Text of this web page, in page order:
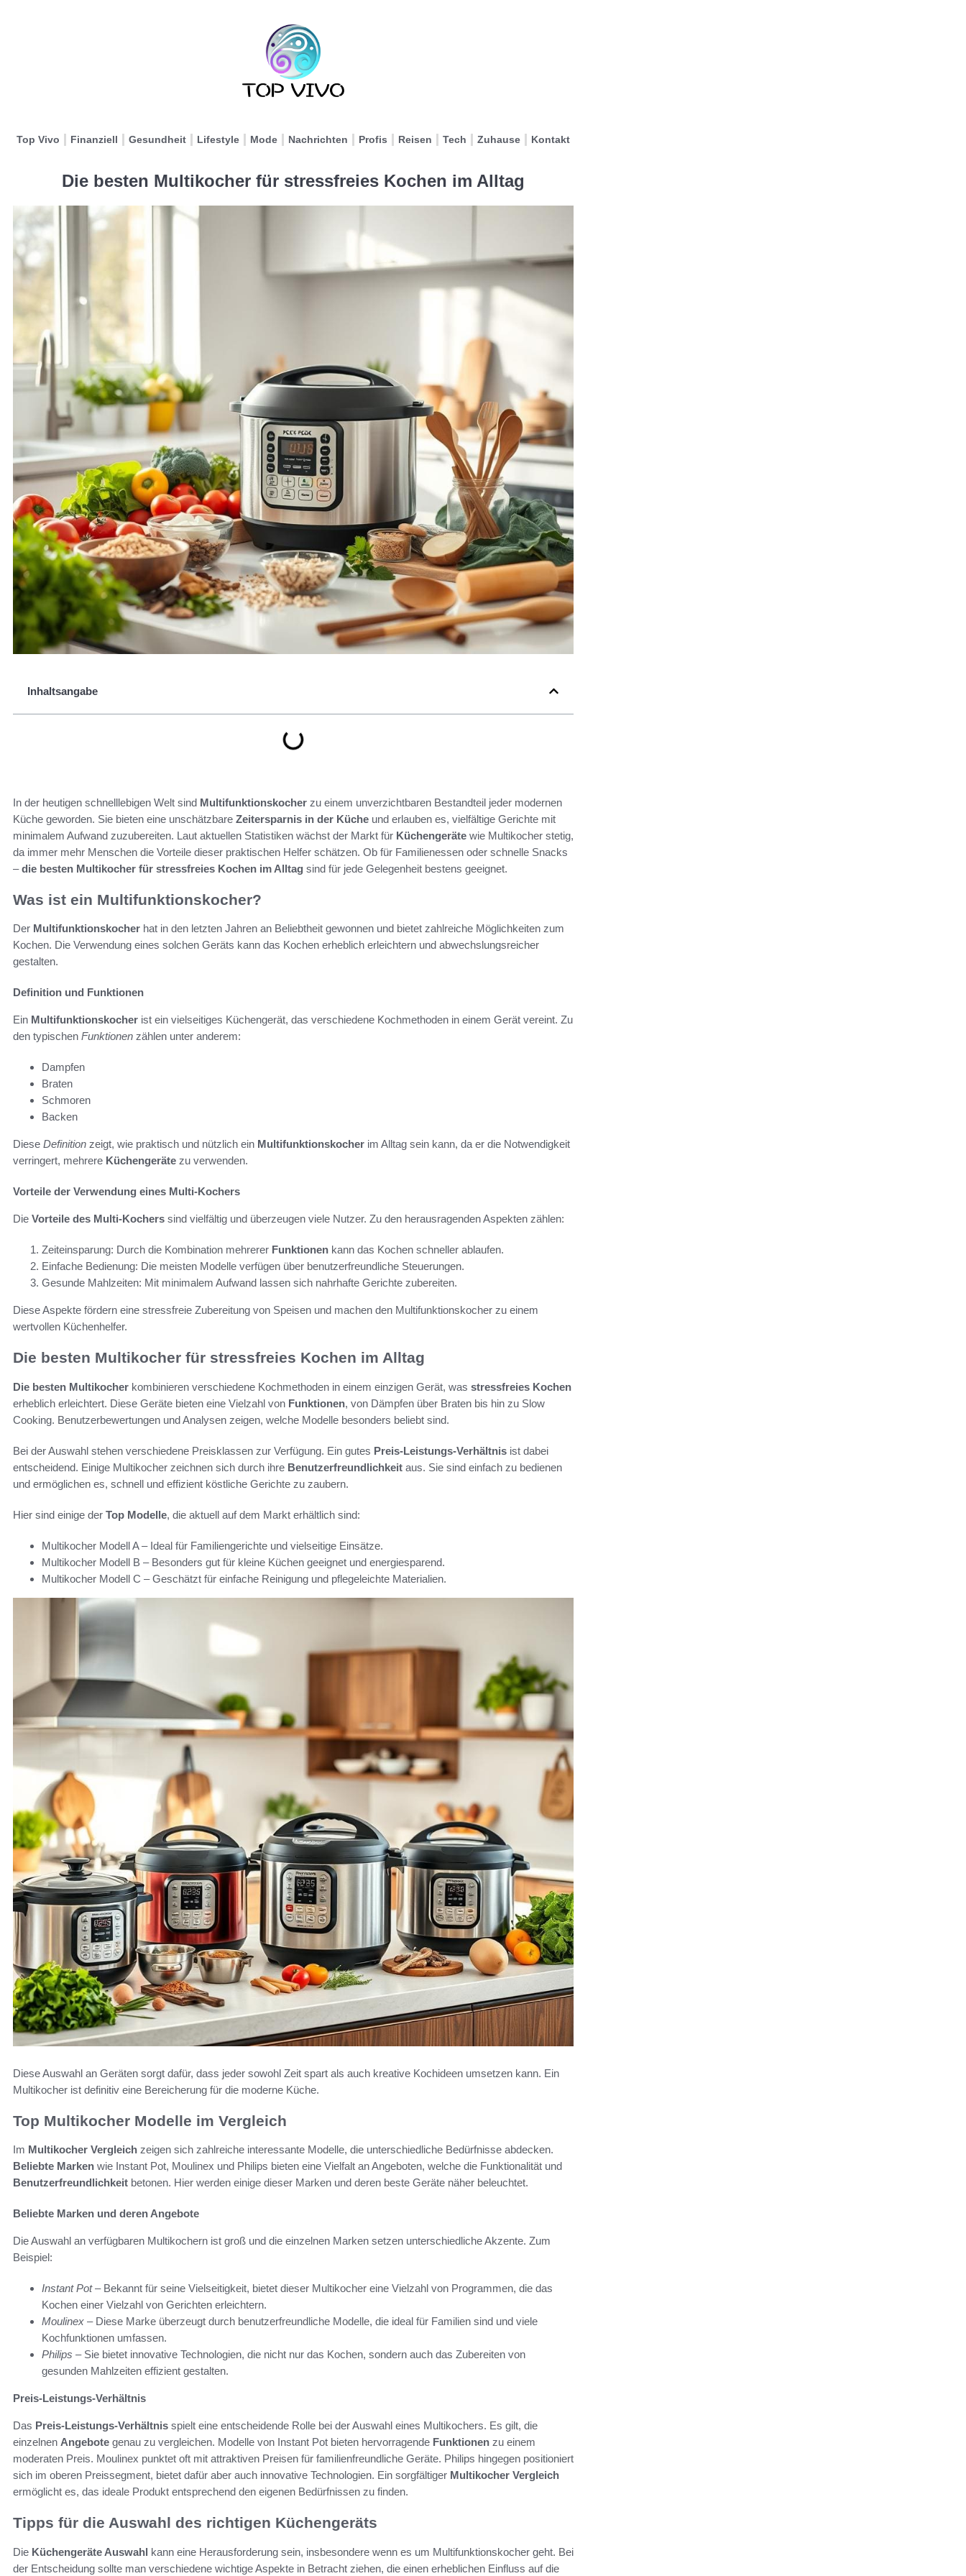
Top Vivo Finanziell Gesundheit Lifestyle Mode Nachrichten Profis Reisen Tech Zuhause Kontakt
Die besten Multikocher für stressfreies Kochen im Alltag
Inhaltsangabe
In der heutigen schnelllebigen Welt sind Multifunktionskocher zu einem unverzichtbaren Bestandteil jeder modernen
Küche geworden. Sie bieten eine unschätzbare Zeitersparnis in der Küche und erlauben es, vielfältige Gerichte mit
minimalem Aufwand zuzubereiten. Laut aktuellen Statistiken wächst der Markt für Küchengeräte wie Multikocher stetig,
da immer mehr Menschen die Vorteile dieser praktischen Helfer schätzen. Ob für Familienessen oder schnelle Snacks
–die besten Multikocher für stressfreies Kochen im Alltag sind für jede Gelegenheit bestens geeignet.
Was ist ein Multifunktionskocher?
Der Multifunktionskocher hat in den letzten Jahren an Beliebtheit gewonnen und bietet zahlreiche Möglichkeiten zum
Kochen. Die Verwendung eines solchen Geräts kann das Kochen erheblich erleichtern und abwechslungsreicher
gestalten.
Definition und Funktionen
Ein Multifunktionskocher ist ein vielseitiges Küchengerät, das verschiedene Kochmethoden in einem Gerät vereint. Zu
den typischen Funktionen zählen unter anderem:
Dampfen
Braten
Schmoren
Backen
Diese Definition zeigt, wie praktisch und nützlich ein Multifunktionskocher im Alltag sein kann, da er die Notwendigkeit
verringert, mehrere Küchengeräte zu verwenden.
Vorteile der Verwendung eines Multi-Kochers
Die Vorteile des Multi-Kochers sind vielfältig und überzeugen viele Nutzer. Zu den herausragenden Aspekten zählen:
Zeiteinsparung: Durch die Kombination mehrerer Funktionen kann das Kochen schneller ablaufen.
Einfache Bedienung: Die meisten Modelle verfügen über benutzerfreundliche Steuerungen.
Gesunde Mahlzeiten: Mit minimalem Aufwand lassen sich nahrhafte Gerichte zubereiten.
Diese Aspekte fördern eine stressfreie Zubereitung von Speisen und machen den Multifunktionskocher zu einem
wertvollen Küchenhelfer.
Die besten Multikocher für stressfreies Kochen im Alltag
Die besten Multikocher kombinieren verschiedene Kochmethoden in einem einzigen Gerät, was stressfreies Kochen
erheblich erleichtert. Diese Geräte bieten eine Vielzahl von Funktionen, von Dämpfen über Braten bis hin zu Slow
Cooking. Benutzerbewertungen und Analysen zeigen, welche Modelle besonders beliebt sind.
Bei der Auswahl stehen verschiedene Preisklassen zur Verfügung. Ein gutes Preis-Leistungs-Verhältnis ist dabei
entscheidend. Einige Multikocher zeichnen sich durch ihre Benutzerfreundlichkeit aus. Sie sind einfach zu bedienen
und ermöglichen es, schnell und effizient köstliche Gerichte zu zaubern.
Hier sind einige der Top Modelle, die aktuell auf dem Markt erhältlich sind:
Multikocher Modell A – Ideal für Familiengerichte und vielseitige Einsätze.
Multikocher Modell B – Besonders gut für kleine Küchen geeignet und energiesparend.
Multikocher Modell C – Geschätzt für einfache Reinigung und pflegeleichte Materialien.
Diese Auswahl an Geräten sorgt dafür, dass jeder sowohl Zeit spart als auch kreative Kochideen umsetzen kann. Ein
Multikocher ist definitiv eine Bereicherung für die moderne Küche.
Top Multikocher Modelle im Vergleich
Im Multikocher Vergleich zeigen sich zahlreiche interessante Modelle, die unterschiedliche Bedürfnisse abdecken.
Beliebte Marken wie Instant Pot, Moulinex und Philips bieten eine Vielfalt an Angeboten, welche die Funktionalität und
Benutzerfreundlichkeit betonen. Hier werden einige dieser Marken und deren beste Geräte näher beleuchtet.
Beliebte Marken und deren Angebote
Die Auswahl an verfügbaren Multikochern ist groß und die einzelnen Marken setzen unterschiedliche Akzente. Zum
Beispiel:
Instant Pot– Bekannt für seine Vielseitigkeit, bietet dieser Multikocher eine Vielzahl von Programmen, die das
Kochen einer Vielzahl von Gerichten erleichtern.
Moulinex – Diese Marke überzeugt durch benutzerfreundliche Modelle, die ideal für Familien sind und viele
Kochfunktionen umfassen.
Philips – Sie bietet innovative Technologien, die nicht nur das Kochen, sondern auch das Zubereiten von
gesunden Mahlzeiten effizient gestalten.
Preis-Leistungs-Verhältnis
Das Preis-Leistungs-Verhältnis spielt eine entscheidende Rolle bei der Auswahl eines Multikochers. Es gilt, die
einzelnen Angebote genau zu vergleichen. Modelle von Instant Pot bieten hervorragende Funktionen zu einem
moderaten Preis. Moulinex punktet oft mit attraktiven Preisen für familienfreundliche Geräte. Philips hingegen positioniert
sich im oberen Preissegment, bietet dafür aber auch innovative Technologien. Ein sorgfältiger Multikocher Vergleich
ermöglicht es, das ideale Produkt entsprechend den eigenen Bedürfnissen zu finden.
Tipps für die Auswahl des richtigen Küchengeräts
Die Küchengeräte Auswahl kann eine Herausforderung sein, insbesondere wenn es um Multifunktionskocher geht. Bei
der Entscheidung sollte man verschiedene wichtige Aspekte in Betracht ziehen, die einen erheblichen Einfluss auf die